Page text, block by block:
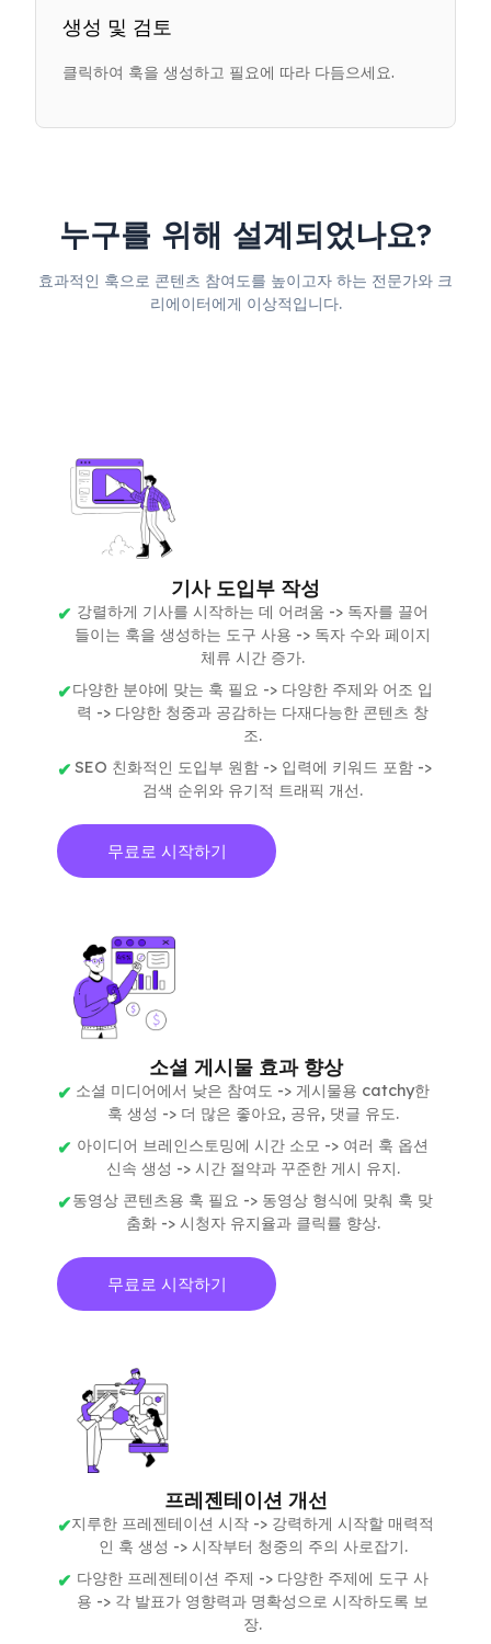
생성 및 검토
클릭하여 훅을 생성하고 필요에 따라 다듬으세요.
누구를 위해 설계되었나요?
효과적인 훅으로 콘텐츠 참여도를 높이고자 하는 전문가와 크
리에이터에게 이상적입니다.
기사 도입부 작성
강렬하게 기사를 시작하는 데 어려움 -> 독자를 끌어
들이는 훅을 생성하는 도구 사용 -> 독자 수와 페이지
체류 시간 증가.
다양한 분야에 맞는 훅 필요 -> 다양한 주제와 어조 입
력 -> 다양한 청중과 공감하는 다재다능한 콘텐츠 창
조.
SEO 친화적인 도입부 원함 -> 입력에 키워드 포함 ->
검색 순위와 유기적 트래픽 개선.
무료로 시작하기
소셜 게시물 효과 향상
소셜 미디어에서 낮은 참여도 -> 게시물용 catchy한
훅 생성 -> 더 많은 좋아요, 공유, 댓글 유도.
아이디어 브레인스토밍에 시간 소모 -> 여러 훅 옵션
신속 생성 -> 시간 절약과 꾸준한 게시 유지.
동영상 콘텐츠용 훅 필요 -> 동영상 형식에 맞춰 훅 맞
춤화 -> 시청자 유지율과 클릭률 향상.
무료로 시작하기
프레젠테이션 개선
지루한 프레젠테이션 시작 -> 강력하게 시작할 매력적
인 훅 생성 -> 시작부터 청중의 주의 사로잡기.
다양한 프레젠테이션 주제 -> 다양한 주제에 도구 사
용 -> 각 발표가 영향력과 명확성으로 시작하도록 보
장.